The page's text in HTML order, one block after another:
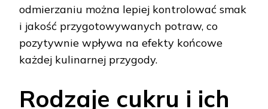
odmierzaniu można lepiej kontrolować smak
i jakość przygotowywanych potraw, co
pozytywnie wpływa na efekty końcowe
każdej kulinarnej przygody.
Rodzaje cukru i ich